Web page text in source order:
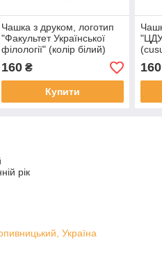
Чашка з друком, логотип
"Факультет Української
філології" (колір білий)
(cusu1354)
160₴
Купити
160
рік
Україна